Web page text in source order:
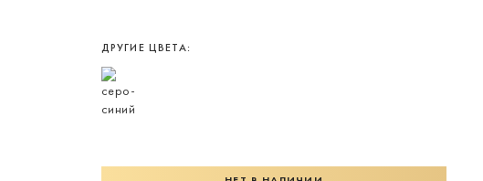
ДРУГИЕ ЦВЕТА: